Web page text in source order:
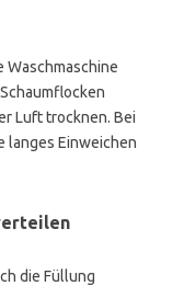
Waschmaschine
Luft trocknen. Bei
langes Einweichen
die Füllung